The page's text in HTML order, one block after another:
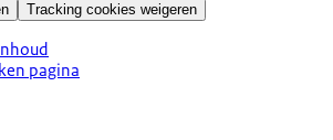
Tracking cookies weigeren
pagina